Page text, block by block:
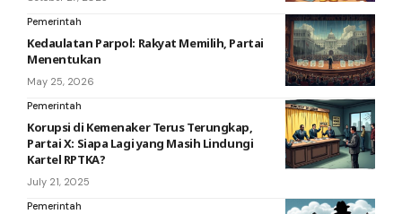
Pemerintah
Kedaulatan Parpol: Rakyat Memilih, Partai
Menentukan
May 25, 2026
Pemerintah
Korupsi di Kemenaker Terus Terungkap,
Partai X: Siapa Lagi yang Masih Lindungi
Kartel RPTKA?
July 21, 2025
Pemerintah